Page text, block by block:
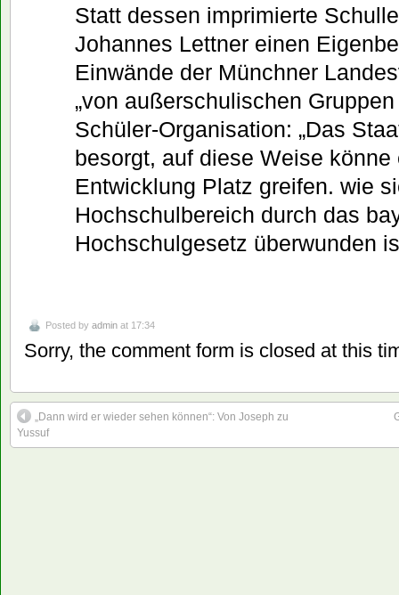
Statt dessen imprimierte
Johannes Lettner einen
Einwände der Münchner
„von außerschulischen
Schüler-Organisation: „Das
besorgt, auf diese Weise könne
Entwicklung Platz greifen. wie
Hochschulbereich durch das
Hochschulgesetz überwunden
Posted by admin at 17:34
Sorry, the comment form is closed at this
„Dann wird er wieder sehen können“: Von Joseph zu
Yussuf